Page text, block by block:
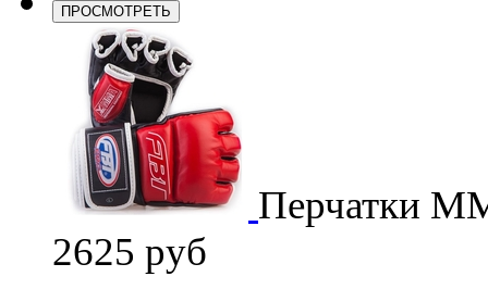
ПРОСМОТРЕТЬ
Перчатки
2625 руб